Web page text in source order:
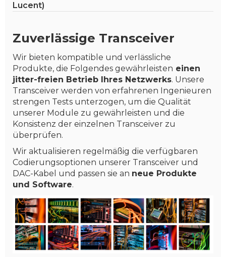
Lucent)
Zuverlässige Transceiver
Wir bieten kompatible und verlässliche
Produkte, die Folgendes gewährleisten einen
jitter-freien Betrieb Ihres Netzwerks. Unsere
Transceiver werden von erfahrenen Ingenieuren
strengen Tests unterzogen, um die Qualität
unserer Module zu gewährleisten und die
Konsistenz der einzelnen Transceiver zu
überprüfen.
Wir aktualisieren regelmäßig die verfügbaren
Codierungsoptionen unserer Transceiver und
DAC-Kabel und passen sie an neue Produkte
und Software.